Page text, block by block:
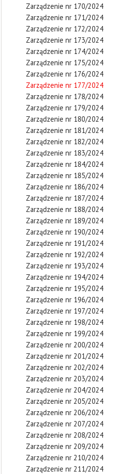
Zarządzenie nr 170/2024
Zarządzenie nr 171/2024
Zarządzenie nr 172/2024
Zarządzenie nr 173/2024
Zarządzenie nr 174/2024
Zarządzenie nr 175/2024
Zarządzenie nr 176/2024
Zarządzenie nr 177/2024
Zarządzenie nr 178/2024
Zarządzenie nr 179/2024
Zarządzenie nr 180/2024
Zarządzenie nr 181/2024
Zarządzenie nr 182/2024
Zarządzenie nr 183/2024
Zarządzenie nr 184/2024
Zarządzenie nr 185/2024
Zarządzenie nr 186/2024
Zarządzenie nr 187/2024
Zarządzenie nr 188/2024
Zarządzenie nr 189/2024
Zarządzenie nr 190/2024
Zarządzenie nr 191/2024
Zarządzenie nr 192/2024
Zarządzenie nr 193/2024
Zarządzenie nr 194/2024
Zarządzenie nr 195/2024
Zarządzenie nr 196/2024
Zarządzenie nr 197/2024
Zarządzenie nr 198/2024
Zarządzenie nr 199/2024
Zarządzenie nr 200/2024
Zarządzenie nr 201/2024
Zarządzenie nr 202/2024
Zarządzenie nr 203/2024
Zarządzenie nr 204/2024
Zarządzenie nr 205/2024
Zarządzenie nr 206/2024
Zarządzenie nr 207/2024
Zarządzenie nr 208/2024
Zarządzenie nr 209/2024
Zarządzenie nr 210/2024
Zarządzenie nr 211/2024